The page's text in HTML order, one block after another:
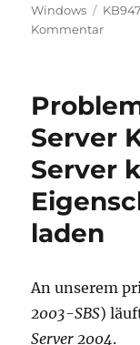
am
Windows
Kommentarzu
die
bei
des
Server
Server
laden
An unserem
2003-SBS)
Server 2004.